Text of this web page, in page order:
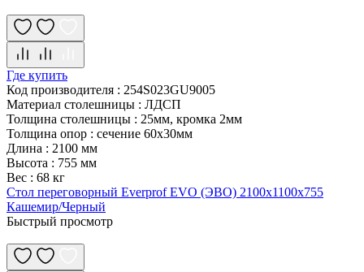
Где купить
Код производителя : 254S023GU9005
Материал столешницы : ЛДСП
Толщина столешницы : 25мм, кромка 2мм
Толщина опор : сечение 60х30мм
Длина : 2100 мм
Высота : 755 мм
Вес : 68 кг
Стол переговорный Everprof EVO (ЭВО) 2100х1100x755
Кашемир/Черный
Быстрый просмотр